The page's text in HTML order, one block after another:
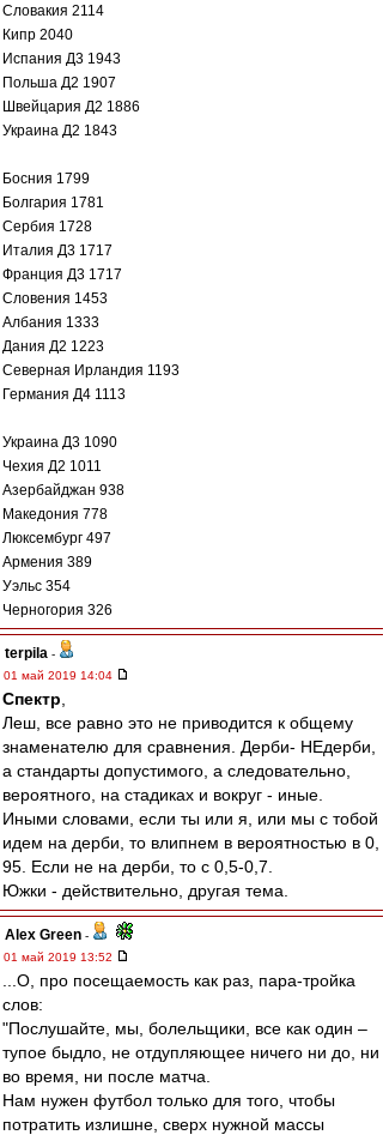
Словакия 2114
Кипр 2040
Испания Д3 1943
Польша Д2 1907
Швейцария Д2 1886
Украина Д2 1843
Босния 1799
Болгария 1781
Сербия 1728
Италия Д3 1717
Франция Д3 1717
Словения 1453
Албания 1333
Дания Д2 1223
Северная Ирландия 1193
Германия Д4 1113
Украина Д3 1090
Чехия Д2 1011
Азербайджан 938
Македония 778
Люксембург 497
Армения 389
Уэльс 354
Черногория 326
terpila -
01 май 2019 14:04
Спектр
Леш, все равно это не приводится к общему
знаменателю для сравнения. Дерби- НЕдерби,
а стандарты допустимого, а следовательно,
вероятного, на стадиках и вокруг - иные.
Иными словами, если ты или я, или мы с тобой
идем на дерби, то влипнем в вероятностью в 0,
95. Если не на дерби, то с 0,5-0,7.
Южки - действительно, другая тема.
Alex Green -
01 май 2019 13:52
...О, про посещаемость как раз, пара-тройка
слов:
"Послушайте, мы, болельщики, все как один –
тупое быдло, не отдупляющее ничего ни до, ни
во время, ни после матча.
Нам нужен футбол только для того, чтобы
потратить излишне, сверх нужной массы